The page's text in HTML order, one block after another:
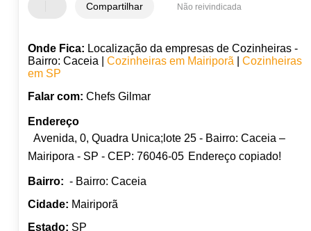
Compartilhar Não reivindicada
Onde Fica: Localização da empresas de Cozinheiras -
Bairro: Caceia | Cozinheiras em Mairiporã| Cozinheiras
em SP
Falar com: Chefs Gilmar
Endereço
Avenida, 0, Quadra Unica;lote 25 - Bairro: Caceia –
Mairipora - SP - CEP: 76046-05 Endereço copiado!
Bairro: - Bairro: Caceia
Cidade: Mairiporã
Estado: SP